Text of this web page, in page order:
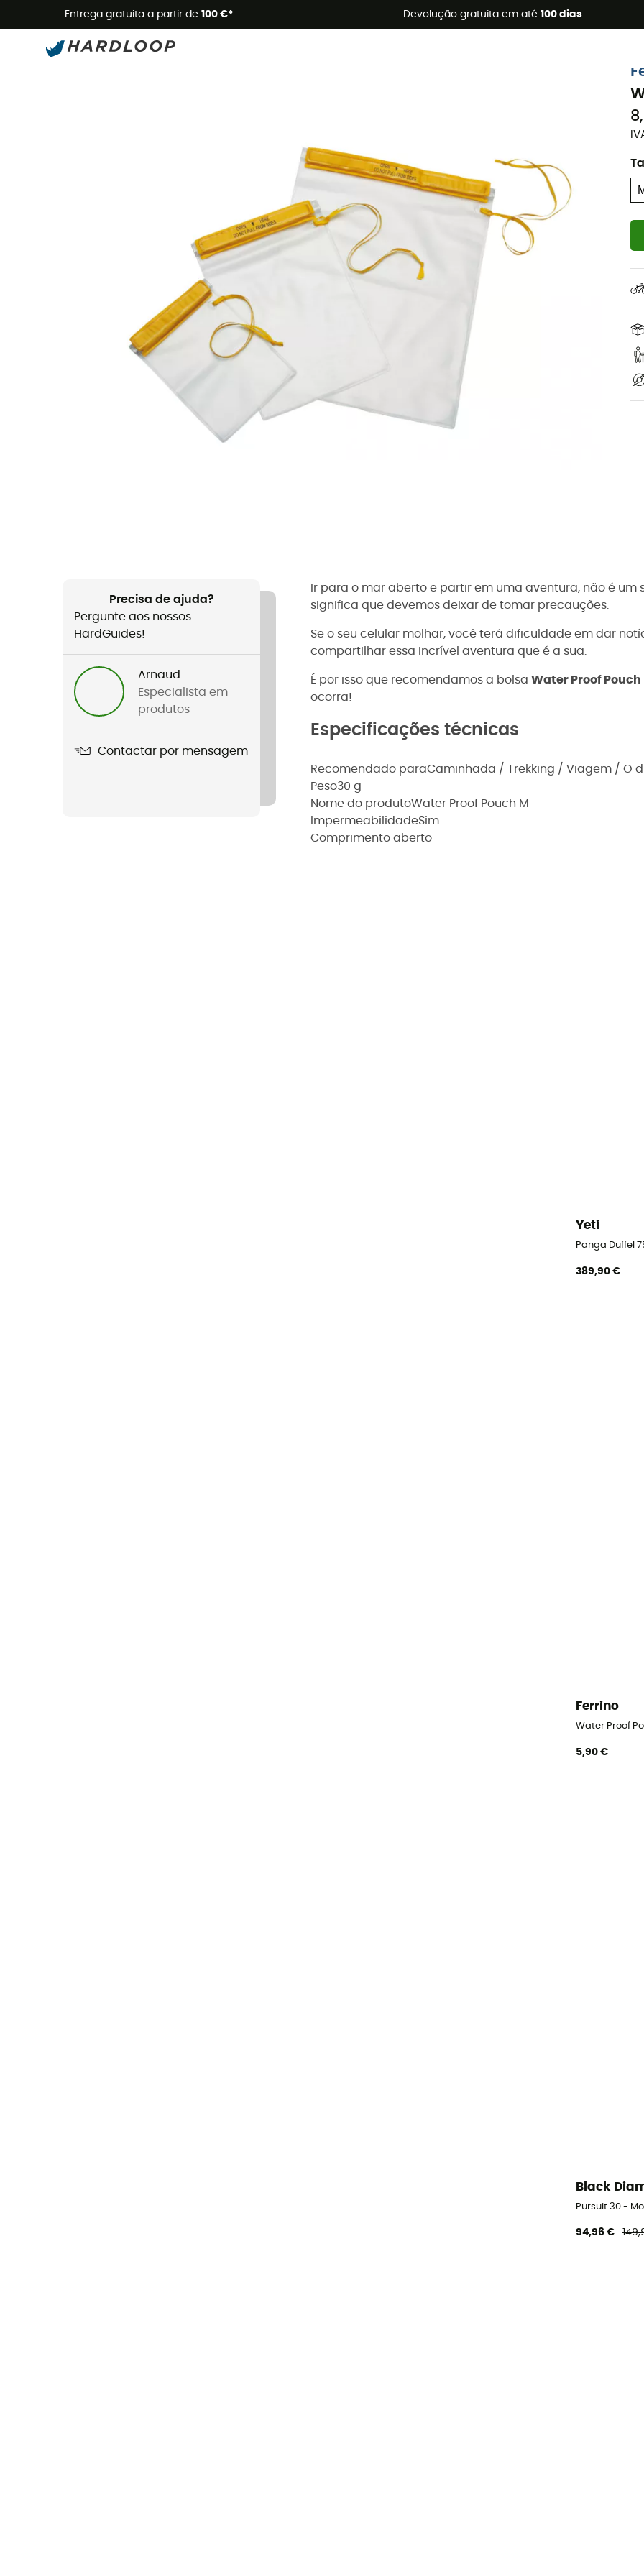
Entrega gratuita a partir de 100 €* Devolução gratuita em até 100 dias
Promoções de verão 🔥 -5% EXTRA a partir de 2 produtos* com o código
Precisa de ajuda?
Pergunte aos nossos
HardGuides!
Arnaud
Especialista em
produtos
Contactar por mensagem
Ir para o mar aberto e partir em uma aventura, não é um
significa que devemos deixar de tomar precauções.
Se o seu celular molhar, você terá dificuldade em dar
compartilhar essa incrível aventura que é a sua.
É por isso que recomendamos a bolsa Water Proof Pouch
ocorra!
Especificações técnicas
Recomendado paraCaminhada / Trekking / Viagem / O
Peso30 g
Nome do produtoWater Proof Pouch M
ImpermeabilidadeSim
Comprimento aberto
Yeti
Panga Duffel
389,90 €
Ferrino
Water Proof
5,90 €
Black
Pursuit 30 -
94,96 €